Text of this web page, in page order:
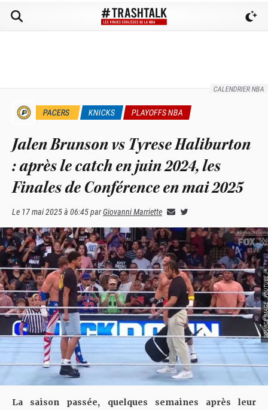
CALENDRIER NBA
PACERS KNICKS PLAYOFFS NBA
Jalen Brunson vs Tyrese Haliburton
: après le catch en juin 2024, les
Finales de Conférence en mai 2025
Le 17 mai 2025 à 06:45parGiovanni Marriette
SOURCE
La saison passée, quelques semaines après leur